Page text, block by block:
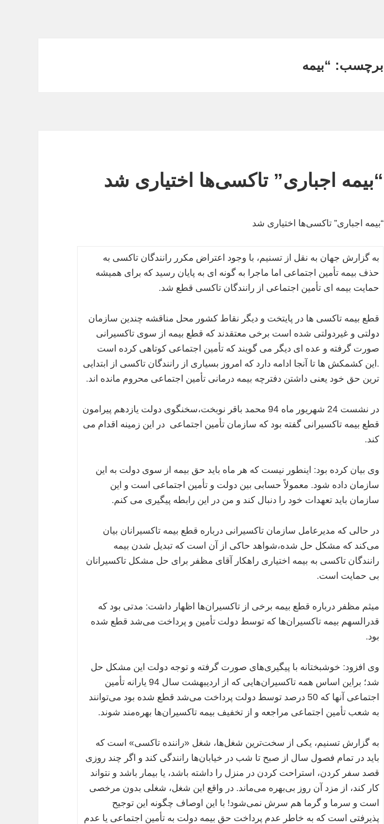
برچسب: “بیمه
“بیمه اجباری” تاکسی‌ها اختیاری شد
“بیمه اجباری” تاکسی‌ها اختیاری شد
به گزارش جهان به نقل از تسنیم، با وجود اعتراض مکرر رانندگان تاکسی به
حذف بیمه تأمین اجتماعی اما ماجرا به گونه ای به پایان رسید که برای همیشه
حمایت بیمه ای تأمین اجتماعی از رانندگان تاکسی قطع شد.
قطع بیمه تاکسی ها در پایتخت و دیگر نقاط کشور محل مناقشه چندین سازمان
دولتی و غیردولتی شده است برخی معتقدند که قطع بیمه از سوی تاکسیرانی
صورت گرفته و عده ای دیگر می گویند که تأمین اجتماعی کوتاهی کرده است
.این کشمکش ها تا آنجا ادامه دارد که امروز بسیاری از رانندگان تاکسی از ابتدایی
ترین حق خود یعنی داشتن دفترچه بیمه درمانی تأمین اجتماعی محروم مانده اند.
در نشست 24 شهریور ماه 94 محمد باقر نوبخت،سخنگوی دولت یازدهم پیرامون
قطع بیمه تاکسیرانی گفته بود که سازمان تأمین اجتماعی در این زمینه اقدام می
کند.
وی بیان کرده بود: اینطور نیست که هر ماه باید حق بیمه از سوی دولت به این
سازمان داده شود. معمولاً حسابی بین دولت و تأمین اجتماعی است و این
سازمان باید تعهدات خود را دنبال کند و من در این رابطه پیگیری می کنم.
در حالی که مدیرعامل سازمان تاکسیرانی درباره قطع بیمه تاکسیرانان بیان
می‌کند که مشکل حل شده،شواهد حاکی از آن است که تبدیل شدن بیمه
رانندگان تاکسی به بیمه اختیاری راهکار آقای مظفر برای حل مشکل تاکسیرانان
بی حمایت است.
میثم مظفر درباره قطع بیمه برخی از تاکسیران‌ها اظهار داشت: مدتی بود که
قدرالسهم بیمه تاکسیران‌ها که توسط دولت تأمین و پرداخت می‌شد قطع شده
بود.
وی افزود: خوشبختانه با پیگیری‌های صورت گرفته و توجه دولت این مشکل حل
شد؛ براین اساس همه تاکسیران‌هایی که از اردیبهشت سال 94 یارانه تأمین
اجتماعی آنها که 50 درصد توسط دولت پرداخت می‌شد قطع شده بود می‌توانند
به شعب تأمین اجتماعی مراجعه و از تخفیف بیمه تاکسیران‌ها بهره‌مند شوند.
به گزارش تسنیم، یکی از سخت‌ترین شغل‌ها، شغل «راننده تاکسی» است که
باید در تمام فصول سال از صبح تا شب در خیابان‌ها رانندگی کند و اگر چند روزی
قصد سفر کردن، استراحت کردن در منزل را داشته باشد، یا بیمار باشد و نتواند
کار کند، از مزد آن روز بی‌بهره می‌ماند. در واقع این شغل، شغلی بدون مرخصی
است و سرما و گرما هم سرش نمی‌شود! با این اوصاف چگونه این توجیح
پذیرفتی است که به خاطر عدم پرداخت حق بیمه دولت به تأمین اجتماعی یا عدم